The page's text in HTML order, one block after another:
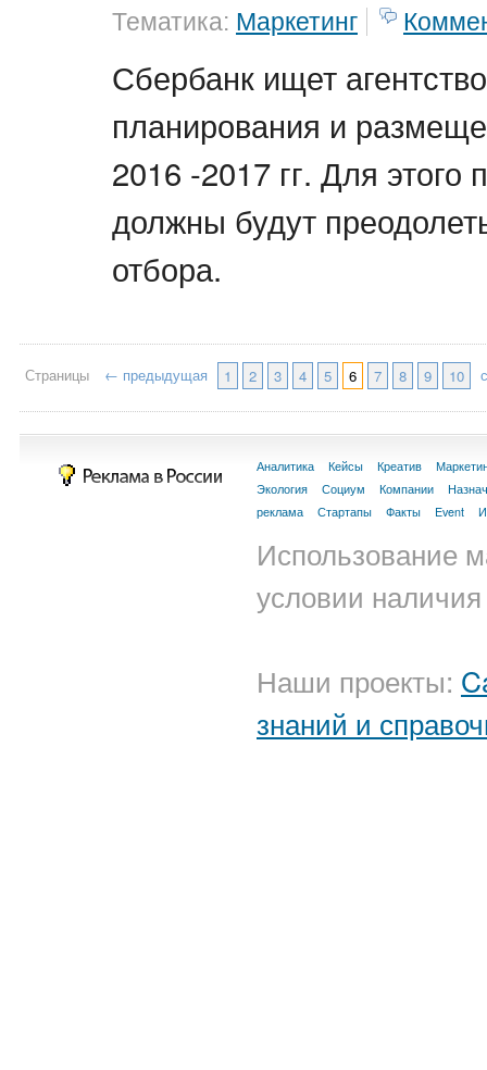
Тематика: Маркетинг
Сбербанк ищет
планирования и
2016 -2017 гг. Для этого
должны будут
отбора.
Страницы ← предыдущая 1 2 3 4 5 6 7 8 9 10
Аналитика Кейсы Креатив
Экология
Социум Компании
реклама
Стартапы Факты Event
Использование
условии
Наши проекты:
знаний и